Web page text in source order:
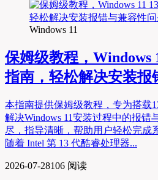
Windows 11
保姆级教程，Windows
指南，轻松解决安装报
本指南提供保姆级教程，专为搭载
解决Windows 11安装过程中的报错
尽，指导清晰，帮助用户轻松完成
随着 Intel 第 13 代酷睿处理器...
2026-07-28106 阅读